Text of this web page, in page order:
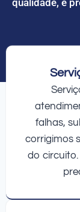
falhas,
corrigimos
do